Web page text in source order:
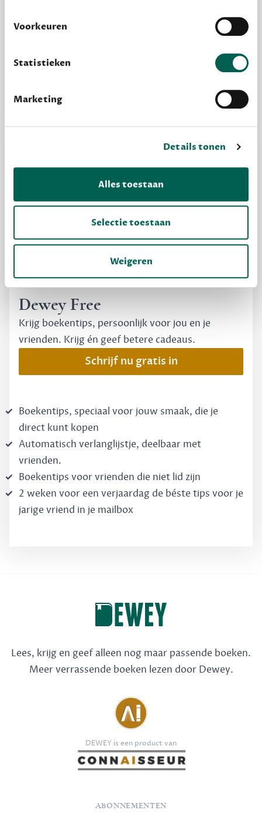
Voorkeuren
Statistieken
Marketing
Details tonen
Alles toestaan
Selectie toestaan
Weigeren
Alles van Dewey Free
Word een bovengemiddelde lezer met 6 boeken
kijken of het zou bevallen (maar dit hoeft niet)
MAAK GRATIS KENNIS
Dewey Free
Krijg boekentips, persoonlijk voor jou en je
vrienden. Krijg én geef betere cadeaus.
Schrijf nu gratis in
Boekentips, speciaal voor jouw smaak, die je
direct kunt kopen
Automatisch verlanglijstje, deelbaar met
vrienden.
Boekentips voor vrienden die niet lid zijn
2 weken voor een verjaardag de béste tips voor je
jarige vriend in je mailbox
Lees, krijg en geef alleen nog maar passende boeken.
Meer verrassende boeken lezen door Dewey.
DEWEY is een product van
ABONNEMENTEN